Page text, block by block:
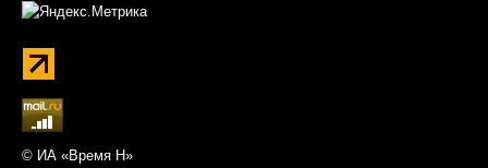
© ИА «Время Н»